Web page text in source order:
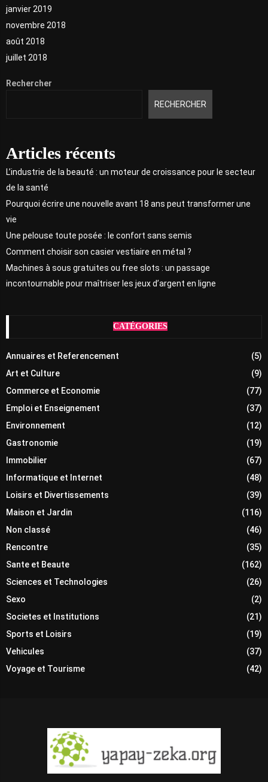
janvier 2019
novembre 2018
août 2018
juillet 2018
Rechercher
RECHERCHER
Articles récents
L’industrie de la beauté : un moteur de croissance pour le secteur
de la santé
Pourquoi écrire une nouvelle avant 18 ans peut transformer une
vie
Une pelouse toute posée : le confort sans semis
Comment choisir son casier vestiaire en métal ?
Machines à sous gratuites ou free slots : un passage
incontournable pour maîtriser les jeux d’argent en ligne
CATÉGORIES
Annuaires et Referencement
(5)
Art et Culture
(9)
Commerce et Economie
(77)
Emploi et Enseignement
(37)
Environnement
(12)
Gastronomie
(19)
Immobilier
(67)
Informatique et Internet
(48)
Loisirs et Divertissements
(39)
Maison et Jardin
(116)
Non classé
(46)
Rencontre
(35)
Sante et Beaute
(162)
Sciences et Technologies
(26)
Sexo
(2)
Societes et Institutions
(21)
Sports et Loisirs
(19)
Vehicules
(37)
Voyage et Tourisme
(42)